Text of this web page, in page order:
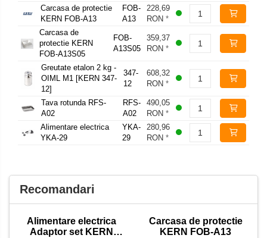
Carcasa de protectie
KERN FOB-A13
FOB-
A13
228,69
RON *
Carcasa de
protectie KERN
FOB-A13S05
FOB-
A13S05
359,37
RON *
Greutate etalon 2 kg -
OIML M1 [KERN 347-
12]
347-
12
608,32
RON*
Tava rotunda RFS-
A02
RFS-
A02
490,05
RON *
Alimentare electrica
YKA-29
YKA-
29
280,96
RON *
Recomandari
Alimentare electrica
Adaptor set KERN
Carcasa de protectie
KERN FOB-A13